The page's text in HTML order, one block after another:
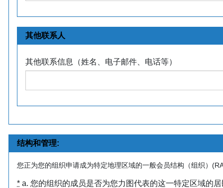
其他联系人
其他联系信息（姓名、电子邮件、电话等）
结构和管理:
您正为您的组织申请成为特定地理区域的一般会员结构（组织）
* a. 您的组织的成员是否为您力图代表的这一特定区域的